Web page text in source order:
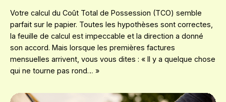
Votre calcul du Coût Total de Possession (TCO) semble
parfait sur le papier. Toutes les hypothèses sont correctes,
la feuille de calcul est impeccable et la direction a donné
son accord. Mais lorsque les premières factures
mensuelles arrivent, vous vous dites : « Il y a quelque chose
qui ne tourne pas rond… »